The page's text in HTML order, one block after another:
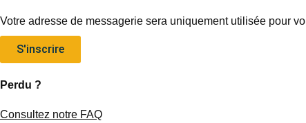
Votre adresse de messagerie sera uniquement utilisée pour
S'inscrire
Perdu ?
Consultez notre FAQ